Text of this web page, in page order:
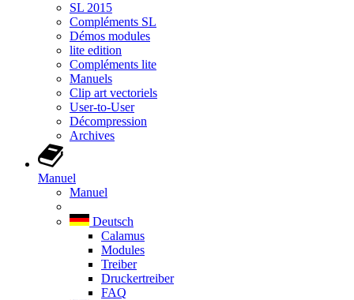
SL 2015
Compléments SL
Démos modules
lite edition
Compléments lite
Manuels
Clip art vectoriels
User-to-User
Décompression
Archives
Manuel
Manuel
Deutsch
Calamus
Modules
Treiber
Druckertreiber
FAQ